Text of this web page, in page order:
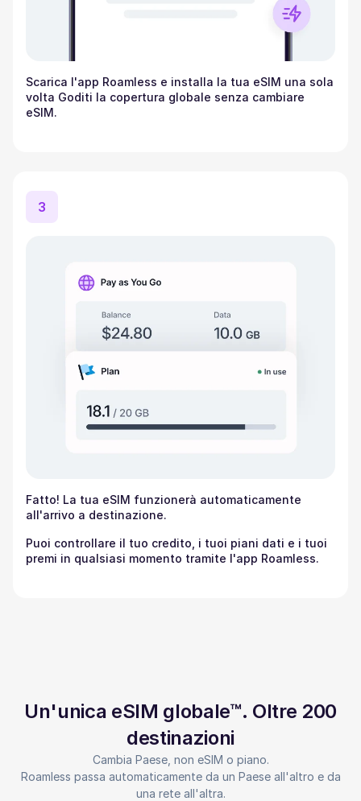
Scarica l'app Roamless e installa la tua eSIM una sola
volta Goditi la copertura globale senza cambiare
eSIM.
3
Fatto! La tua eSIM funzionerà automaticamente
all'arrivo a destinazione.
Puoi controllare il tuo credito, i tuoi piani dati e i tuoi
premi in qualsiasi momento tramite l'app Roamless.
Un'unica eSIM globale™. Oltre 200
destinazioni
Cambia Paese, non eSIM o piano.
Roamless passa automaticamente da un Paese all'altro e da
una rete all'altra.